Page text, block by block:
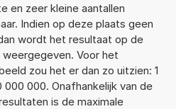
en zeer kleine aantallen
Indien op deze plaats geen
wordt het resultaat op de
Voor het
zou het er dan zo uitzien: 1
000 000. Onafhankelijk van de
is de maximale